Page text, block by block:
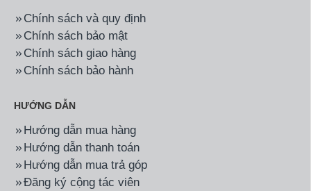
Chính sách và quy định
Chính sách bảo mật
Chính sách giao hàng
Chính sách bảo hành
HƯỚNG DẪN
Hướng dẫn mua hàng
Hướng dẫn thanh toán
Hướng dẫn mua trả góp
Đăng ký cộng tác viên